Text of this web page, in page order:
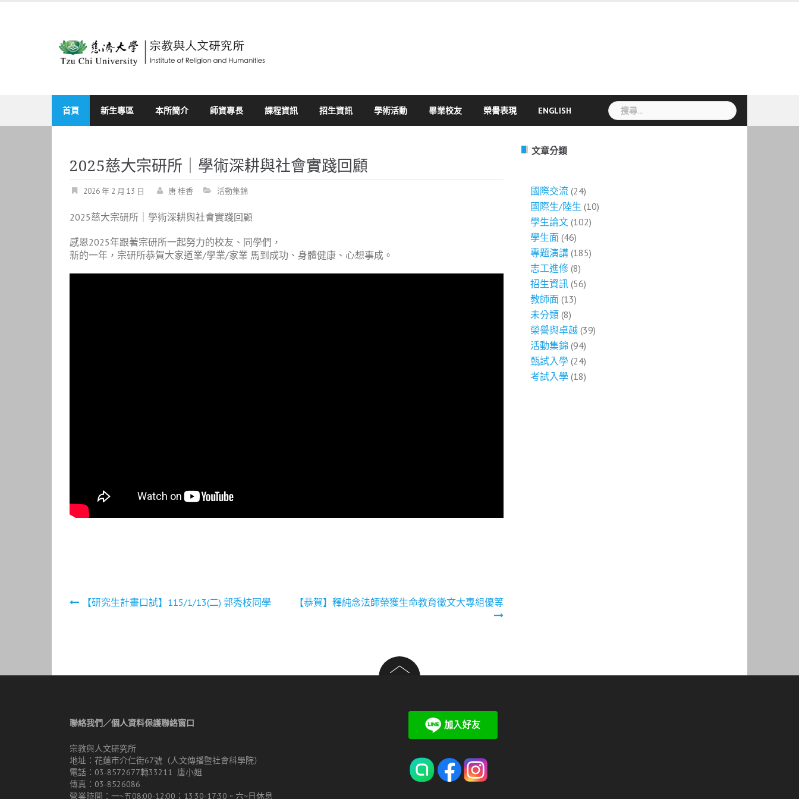
首頁 新生專區 本所簡介 師資專長 課程資訊 招生資訊 學術活動 畢業校友 榮譽表現 ENGLISH
搜
尋
2025慈大宗研所｜學術深耕與社會實踐回顧
2026 年 2 月 13 日 唐 桂香 活動集錦
2025慈大宗研所｜學術深耕與社會實踐回顧
感恩2025年跟著宗研所一起努力的校友、同學們，
新的一年，宗研所恭賀大家道業/學業/家業 馬到成功、身體健康、心想事成。
文
【研究生計畫口試】115/1/13(二) 郭秀枝同學 【恭賀】釋純念法師榮獲生命教育徵文大專組優等
文章分類
國際交流 (24)
國際生/陸生 (10)
學生論文 (102)
學生面 (46)
專題演講 (185)
志工進修 (8)
招生資訊 (56)
教師面 (13)
未分類 (8)
榮譽與卓越 (39)
活動集錦 (94)
甄試入學 (24)
考試入學 (18)
聯絡我們／個人資料保護聯絡窗口
宗教與人文研究所
地址：花蓮市介仁街67號（人文傳播暨社會科學院）
電話：03-8572677轉33211 唐小姐
傳真：03-8526086
營業時間：一~五08:00-12:00；13:30-17:30。六~日休息